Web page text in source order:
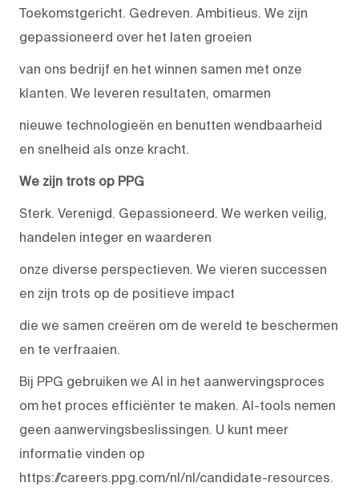
Toekomstgericht. Gedreven. Ambitieus. We zijn
gepassioneerd over het laten groeien
van ons bedrijf en het winnen samen met onze
klanten. We leveren resultaten, omarmen
nieuwe technologieën en benutten wendbaarheid
en snelheid als onze kracht.
We zijn trots op PPG
Sterk. Verenigd. Gepassioneerd. We werken veilig,
handelen integer en waarderen
onze diverse perspectieven. We vieren successen
en zijn trots op de positieve impact
die we samen creëren om de wereld te beschermen
en te verfraaien.
Bij PPG gebruiken we AI in het aanwervingsproces
om het proces efficiënter te maken. AI-tools nemen
geen aanwervingsbeslissingen. U kunt meer
informatie vinden op
https://careers.ppg.com/nl/nl/candidate-resources.